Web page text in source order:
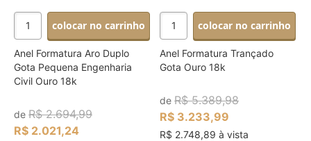
colocar no carrinho
Anel Formatura Aro Duplo
Gota Pequena Engenharia
Civil Ouro 18k
de R$ 2.694,99
R$ 2.021,24
colocar no carrinho
Anel Formatura Trançado
Gota Ouro 18k
deR$ 5.389,98
R$ 3.233,99
R$ 2.748,89 à vista